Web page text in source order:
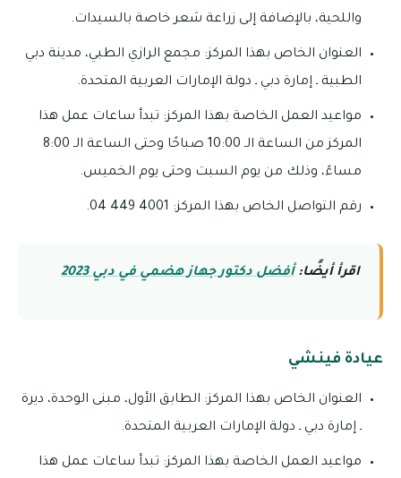
واللحية، بالإضافة إلى زراعة شعر خاصة بالسيدات.
العنوان الخاص بهذا المركز: مجمع الرازي الطبي، مدينة دبي
الطبية ـ إمارة دبي ـ دولة الإمارات العربية المتحدة.
مواعيد العمل الخاصة بهذا المركز: تبدأ ساعات عمل هذا
المركز من الساعة الـ 10:00 صباحًا وحتى الساعة الـ 8:00
مساءً، وذلك من يوم السبت وحتى يوم الخميس.
رقم التواصل الخاص بهذا المركز: 4001 449 04.
اقرأ أيضًا:أفضل دكتور جهاز هضمي في دبي 2023
عيادة فينشي
العنوان الخاص بهذا المركز: الطابق الأول، مبنى الوحدة، ديرة
ـ إمارة دبي ـ دولة الإمارات العربية المتحدة.
مواعيد العمل الخاصة بهذا المركز: تبدأ ساعات عمل هذا